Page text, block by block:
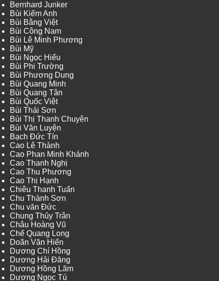
Bernhard Junker
Bùi Kiếm Anh
Bùi Bằng Việt
Bùi Công Nam
Bùi Lê Minh Phương
Bùi Mỹ
Bùi Ngọc Hiếu
Bùi Phi Trường
Bùi Phương Dung
Bùi Quang Minh
Bùi Quang Tân
Bùi Quốc Việt
Bùi Thái Sơn
Bùi Thị Thanh Chuyên
Bùi Văn Luyện
Bạch Đức Tín
Cao Lê Thành
Cao Phan Minh Khánh
Cao Thanh Nghị
Cao Thu Phương
Cao Thị Hạnh
Chiêu Thanh Tuấn
Chu Thành Sơn
Chu văn Đức
Chung Thủy Trân
Châu Hoàng Vũ
Chế Quang Long
Doãn Văn Hiến
Dương Chí Hồng
Dương Hải Đăng
Dương Hồng Lãm
Dương Ngọc Tú